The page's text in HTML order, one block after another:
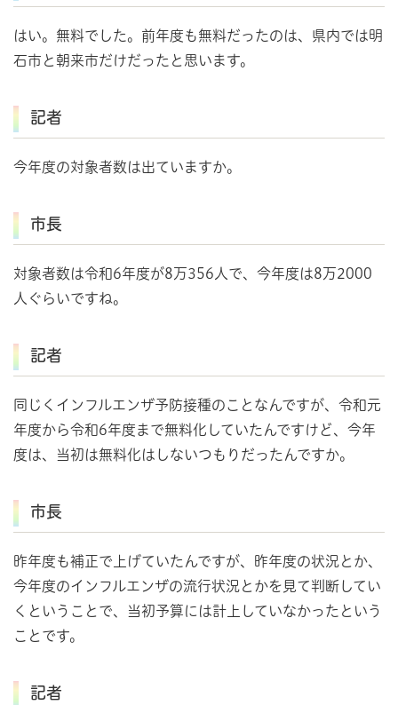
はい。無料でした。前年度も無料だったのは、県内では明
石市と朝来市だけだったと思います。
記者
今年度の対象者数は出ていますか。
市長
対象者数は令和6年度が8万356人で、今年度は8万2000
人ぐらいですね。
記者
同じくインフルエンザ予防接種のことなんですが、令和元
年度から令和6年度まで無料化していたんですけど、今年
度は、当初は無料化はしないつもりだったんですか。
市長
昨年度も補正で上げていたんですが、昨年度の状況とか、
今年度のインフルエンザの流行状況とかを見て判断してい
くということで、当初予算には計上していなかったという
ことです。
記者